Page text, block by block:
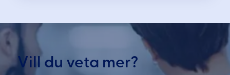
Vill du veta mer?